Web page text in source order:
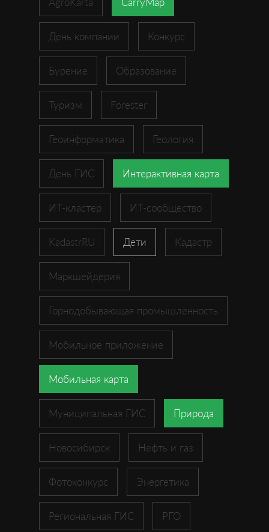
День компании Конкурс
Бурение Образование
Туризм Forester
Геоинформатика Геология
День ГИС Интерактивная карта
ИТ-кластер ИТ-сообщество
KadastrRU Дети Кадастр
Маркшейдерия
Горнодобывающая промышленность
Мобильное приложение
Мобильная карта
Муниципальная ГИС Природа
Новосибирск Нефть и газ
Фотоконкурс Энергетика
Региональная ГИС РГО